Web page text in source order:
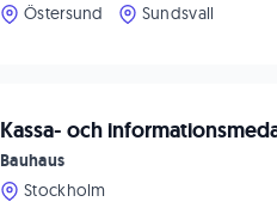
Östersund
Sundsvall
Kassa- och
Bauhaus
Stockholm